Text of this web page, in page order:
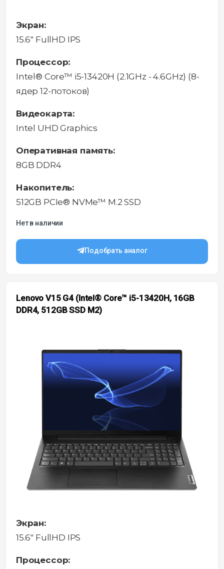
Экран:
15.6" FullHD IPS
Процессор:
Intel® Core™ i5-13420H (2.1GHz - 4.6GHz) (8-
ядер 12-потоков)
Видеокарта:
Intel UHD Graphics
Оперативная память:
8GB DDR4
Накопитель:
512GB PCIe® NVMe™ M.2 SSD
Нет в наличии
Подобрать аналог
Lenovo V15 G4 (Intel® Core™ i5-13420H, 16GB
DDR4, 512GB SSD M2)
Экран:
15.6" FullHD IPS
Процессор: